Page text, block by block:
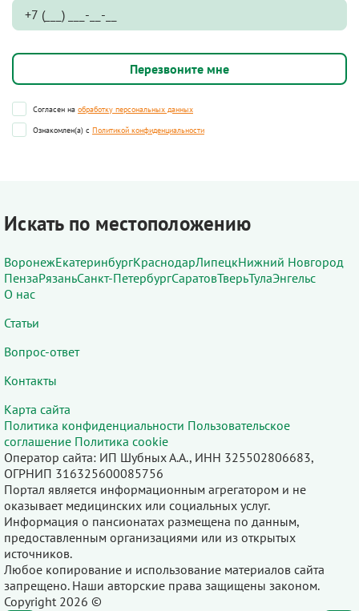
Согласен на обработку персональных данных
Ознакомлен(а) с Политикой конфиденциальности
Искать по местоположению
ВоронежЕкатеринбургКраснодарЛипецкНижний Новгород
ПензаРязаньСанкт-ПетербургСаратовТверьТулаЭнгельс
О нас
Статьи
Вопрос-ответ
Контакты
Карта сайта
Политика конфиденциальности Пользовательское
соглашение Политика cookie
Оператор сайта: ИП Шубных А.А., ИНН 325502806683,
ОГРНИП 316325600085756
Портал является информационным агрегатором и не
оказывает медицинских или социальных услуг.
Информация о пансионатах размещена по данным,
предоставленным организациями или из открытых
источников.
Любое копирование и использование материалов сайта
запрещено. Наши авторские права защищены законом.
Copyright 2026 ©